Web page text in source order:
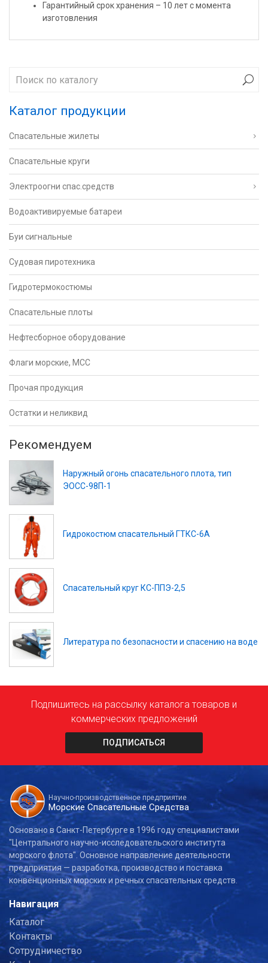
Гарантийный срок хранения – 10 лет с момента
изготовления
Каталог продукции
Спасательные жилеты
Спасательные круги
Электроогни спас.средств
Водоактивируемые батареи
Буи сигнальные
Судовая пиротехника
Гидротермокостюмы
Спасательные плоты
Нефтесборное оборудование
Флаги морские, МСС
Прочая продукция
Остатки и неликвид
Рекомендуем
Наружный огонь спасательного плота, тип
ЭОСС-98П-1
Гидрокостюм спасательный ГТКС-6А
Спасательный круг КС-ППЭ-2,5
Литература по безопасности и спасению на воде
Подпишитесь на рассылку каталога товаров и
коммерческих предложений
ПОДПИСАТЬСЯ
Научно-производственное предприятие
Морские Спасательные Средства
Основано в Санкт-Петербурге в 1996 году специалистами
"Центрального научно-исследовательского института
морского флота". Основное направление деятельности
предприятия — разработка, производство и поставка
конвенционных морских и речных спасательных средств.
Навигация
Каталог
Контакты
Сотрудничество